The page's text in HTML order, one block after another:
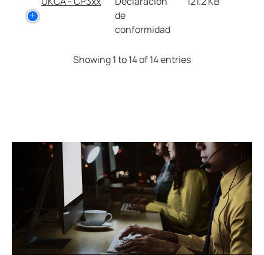
de
conformidad
Showing 1 to 14 of 14 entries